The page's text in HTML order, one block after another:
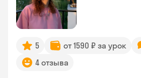
5 от 1590 ₽ за урок
4 отзыва